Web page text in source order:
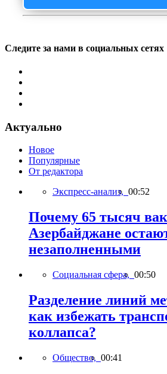
Следите за нами в социальных сетях
Актуально
Новое
Популярные
От редактора
Экспресс-анализ, 00:52
Почему 65 тысяч
Азербайджане
незаполненными
Социальная сфера, 00:50
Разделение линий
как избежать
коллапса?
Общество, 00:41